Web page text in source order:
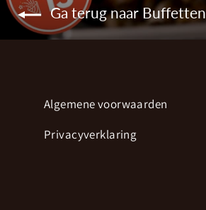
Ga terug naar Buffetten
Algemene voorwaarden
Privacyverklaring